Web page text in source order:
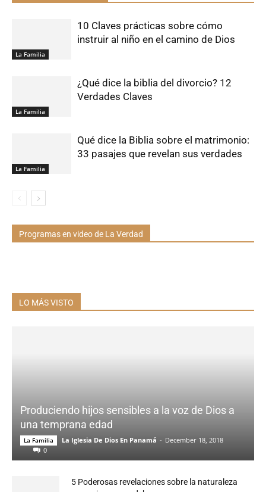
La Familia
10 Claves prácticas sobre cómo
instruir al niño en el camino de Dios
La Familia
¿Qué dice la biblia del divorcio? 12
Verdades Claves
La Familia
Qué dice la Biblia sobre el matrimonio:
33 pasajes que revelan sus verdades
Programas en video de La Verdad
LO MÁS VISTO
Produciendo hijos sensibles a la voz de Dios a
una temprana edad
La Familia La Iglesia De Dios En Panamá - December 18, 2018
0
5 Poderosas revelaciones sobre la naturaleza